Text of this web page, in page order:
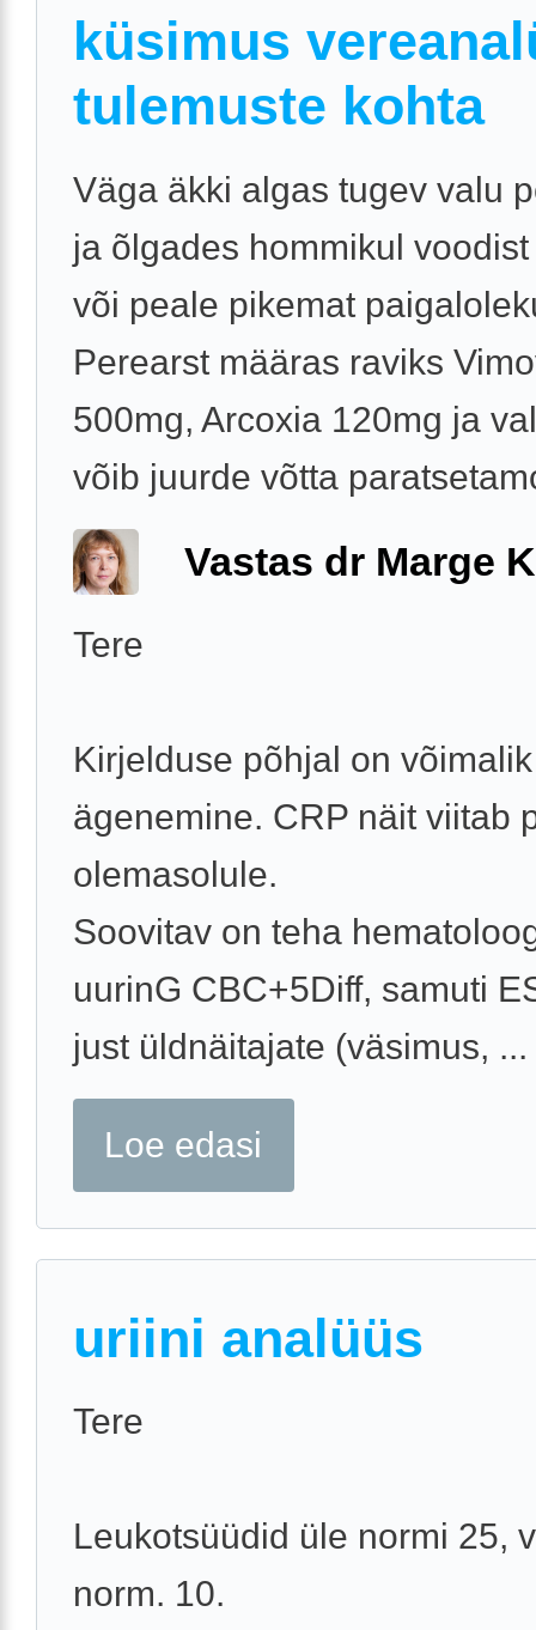
küsimus
tulemuste kohta
Väga äkki algas tugev valu
ja õlgades hommikul
või peale pikemat
Perearst määras raviks
500mg, Arcoxia 120mg ja
võib juurde võtta
Vastas dr Marge
Tere
Kirjelduse põhjal on
ägenemine. CRP näit viitab
olemasolule.
Soovitav on teha
uurinG CBC+5Diff, samuti
just üldnäitajate (väsimus, ...
Loe edasi
uriini analüüs
Tere
Leukotsüüdid üle normi 25,
norm. 10.